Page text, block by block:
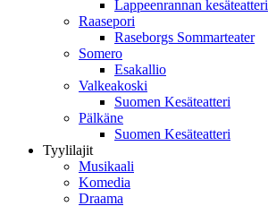
Lappeenrannan kesäteatteri
Raasepori
Raseborgs Sommarteater
Somero
Esakallio
Valkeakoski
Suomen Kesäteatteri
Pälkäne
Suomen Kesäteatteri
Tyylilajit
Musikaali
Komedia
Draama